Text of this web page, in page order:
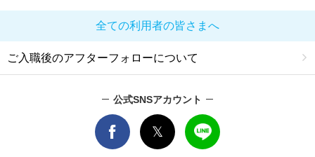
全ての利用者の皆さまへ
ご入職後のアフターフォローについて
公式SNSアカウント